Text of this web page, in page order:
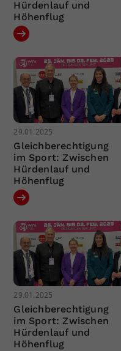
Hürdenlauf und
Höhenflug
29.01.2025
Gleichberechtigung
im Sport: Zwischen
Hürdenlauf und
Höhenflug
29.01.2025
Gleichberechtigung
im Sport: Zwischen
Hürdenlauf und
Höhenflug